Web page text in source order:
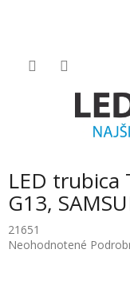
LED trubica
G13,
21651
Priemerné
Neohodnotené